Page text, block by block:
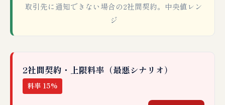
取引先に通知できない場合の2社間契約。中央値レン
ジ
2社間契約・上限料率（最悪シナリオ）
料率 15%